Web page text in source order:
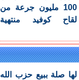
100 مليون جرعة من
لقاح كوفيد منتهية
لها صلة ببيع حزب الله